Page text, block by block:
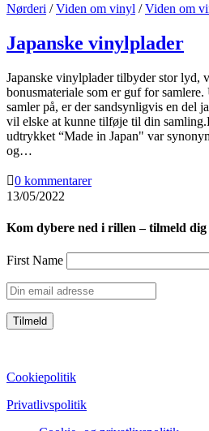
Nørderi /Viden om vinyl /Viden om
Japanske vinylplader
Japanske vinylplader tilbyder stor lyd,
bonusmateriale som er guf for
samler på, er der sandsynligvis en del
vil elske at kunne tilføje til din
udtrykket “Made in Japan" var
og…
0 kommentarer
13/05/2022
Kom dybere ned i rillen – tilmeld
First Name
Cookiepolitik
Privatlivspolitik